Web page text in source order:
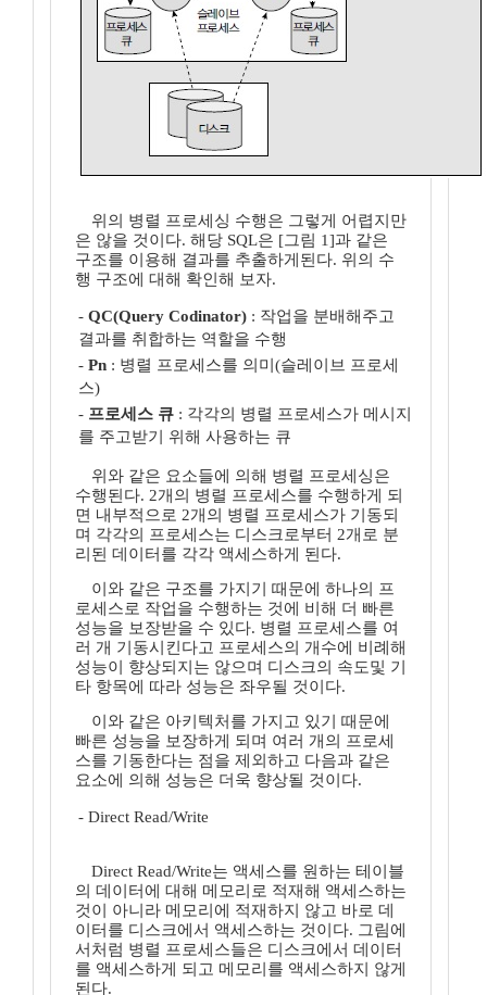
위의 병렬 프로세싱 수행은 그렇게 어렵지만
은 않을 것이다. 해당 SQL은 [그림 1]과 같은
구조를 이용해 결과를 추출하게된다. 위의 수
행 구조에 대해 확인해 보자.
- QC(Query Codinator) : 작업을 분배해주고
결과를 취합하는 역할을 수행
- Pn : 병렬 프로세스를 의미(슬레이브 프로세
스)
- 프로세스 큐 : 각각의 병렬 프로세스가 메시지
를 주고받기 위해 사용하는 큐
위와 같은 요소들에 의해 병렬 프로세싱은
수행된다. 2개의 병렬 프로세스를 수행하게 되
면 내부적으로 2개의 병렬 프로세스가 기동되
며 각각의 프로세스는 디스크로부터 2개로 분
리된 데이터를 각각 액세스하게 된다.
이와 같은 구조를 가지기 때문에 하나의 프
로세스로 작업을 수행하는 것에 비해 더 빠른
성능을 보장받을 수 있다. 병렬 프로세스를 여
러 개 기동시킨다고 프로세스의 개수에 비례해
성능이 향상되지는 않으며 디스크의 속도및 기
타 항목에 따라 성능은 좌우될 것이다.
이와 같은 아키텍처를 가지고 있기 때문에
빠른 성능을 보장하게 되며 여러 개의 프로세
스를 기동한다는 점을 제외하고 다음과 같은
요소에 의해 성능은 더욱 향상될 것이다.
- Direct Read/Write
Direct Read/Write는 액세스를 원하는 테이블
의 데이터에 대해 메모리로 적재해 액세스하는
것이 아니라 메모리에 적재하지 않고 바로 데
이터를 디스크에서 액세스하는 것이다. 그림에
서처럼 병렬 프로세스들은 디스크에서 데이터
를 액세스하게 되고 메모리를 액세스하지 않게
된다.